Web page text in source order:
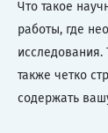
Что такое
работы, где
также четко
содержать